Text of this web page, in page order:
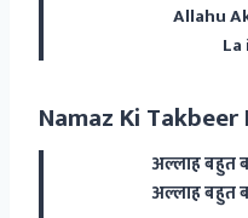
Allahu
Namaz Ki
अल्लाह बहुत
अल्लाह बहुत